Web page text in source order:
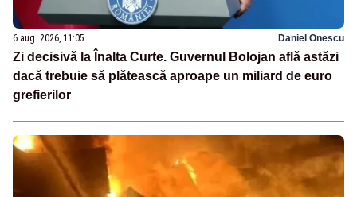
6 aug. 2026, 11:05 Daniel Onescu
Zi decisivă la Înalta Curte. Guvernul Bolojan află astăzi
dacă trebuie să plătească aproape un miliard de euro
grefierilor